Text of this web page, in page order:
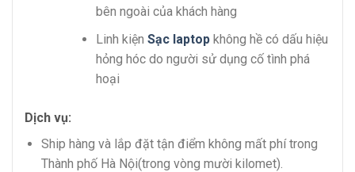
bên ngoài của khách hàng
Linh kiện Sạc laptopkhông hề có dấu hiệu
hỏng hóc do người sử dụng cố tình phá
hoại
Dịch vụ:
Ship hàng và lắp đặt tận điểm không mất phí trong
Thành phố Hà Nội(trong vòng mười kilomet).